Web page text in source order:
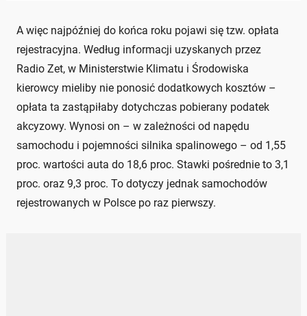
A więc najpóźniej do końca roku pojawi się tzw. opłata
rejestracyjna. Według informacji uzyskanych przez
Radio Zet, w Ministerstwie Klimatu i Środowiska
kierowcy mieliby nie ponosić dodatkowych kosztów –
opłata ta zastąpiłaby dotychczas pobierany podatek
akcyzowy. Wynosi on – w zależności od napędu
samochodu i pojemności silnika spalinowego – od 1,55
proc. wartości auta do 18,6 proc. Stawki pośrednie to 3,1
proc. oraz 9,3 proc. To dotyczy jednak samochodów
rejestrowanych w Polsce po raz pierwszy.